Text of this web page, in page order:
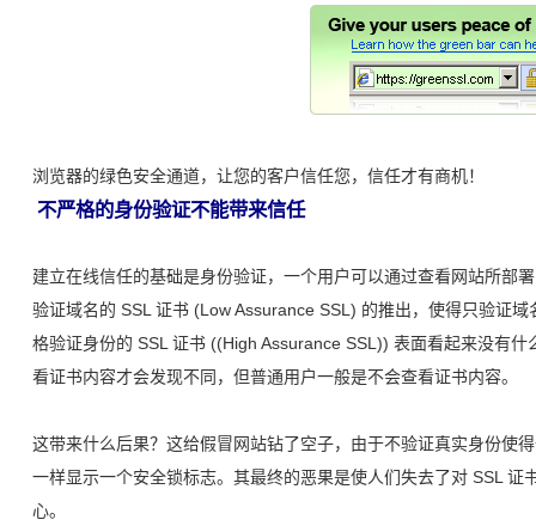
浏览器的绿色安全通道，让您的客户信任您，信任才有商机！
不严格的身份验证不能带来信任
建立在线信任的基础是身份验证，一个用户可以通过查看网站所部
验证域名的 SSL 证书 (Low Assurance SSL) 的推出，使得只验证
格验证身份的 SSL 证书 ((High Assurance SSL)) 表面看起来没有
看证书内容才会发现不同，但普通用户一般是不会查看证书内容。
这带来什么后果？这给假冒网站钻了空子，由于不验证真实身份使
一样显示一个安全锁标志。其最终的恶果是使人们失去了对 SSL 证
心。